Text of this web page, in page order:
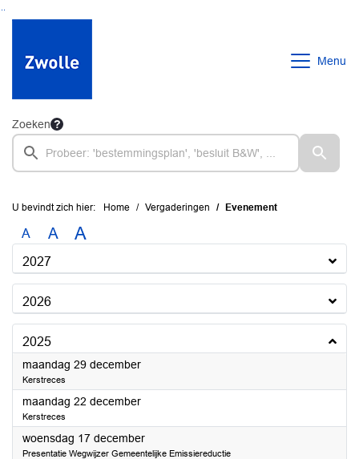
Ga naar de inhoud van deze pagina
Ga naar het zoeken
Ga naar het menu
Menu
Zoeken
U bevindt zich hier: Home Vergaderingen Evenement
A A A
2027
2026
2025
maandag 29 december2025
Kerstreces
maandag 22 december2025
Kerstreces
woensdag 17 december2025
Presentatie Wegwijzer Gemeentelijke Emissiereductie